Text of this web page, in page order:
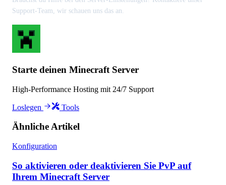
Support-Team, wir schauen uns das an.
Starte deinen Minecraft Server
High-Performance Hosting mit 24/7 Support
Loslegen Tools
Ähnliche Artikel
Konfiguration
So aktivieren oder deaktivieren Sie PvP auf
Ihrem Minecraft Server